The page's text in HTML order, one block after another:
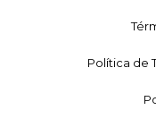
Política de